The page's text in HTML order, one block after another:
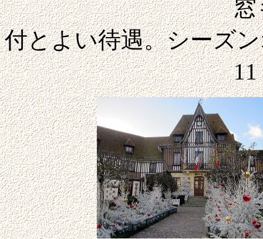
窓も明るくて
付とよい待遇。シーズ
11：30出